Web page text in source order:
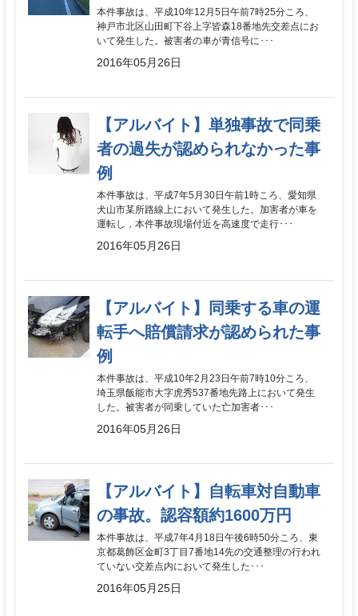
本件事故は、平成10年12月5日午前7時25分ころ、
神戸市北区山田町下谷上字皆森18番地先交差点にお
いて発生した。被害者の車が青信号に･･･
2016年05月26日
【アルバイト】単独事故で同乗
者の過失が認められなかった事
例
本件事故は、平成7年5月30日午前1時ころ、愛知県
犬山市某所路線上において発生した。加害者が車を
運転し，本件事故現場付近を高速度で走行･･･
2016年05月26日
【アルバイト】同乗する車の運
転手へ賠償請求が認められた事
例
本件事故は、平成10年2月23日午前7時10分ころ、
埼玉県飯能市大字虎秀537番地先路上において発生
した。被害者が同乗していた亡加害者･･･
2016年05月26日
【アルバイト】自転車対自動車
の事故。認容額約1600万円
本件事故は、平成7年4月18日午後6時50分ころ、東
京都葛飾区金町3丁目7番地14先の交通整理の行われ
ていない交差点内において発生した･･･
2016年05月25日